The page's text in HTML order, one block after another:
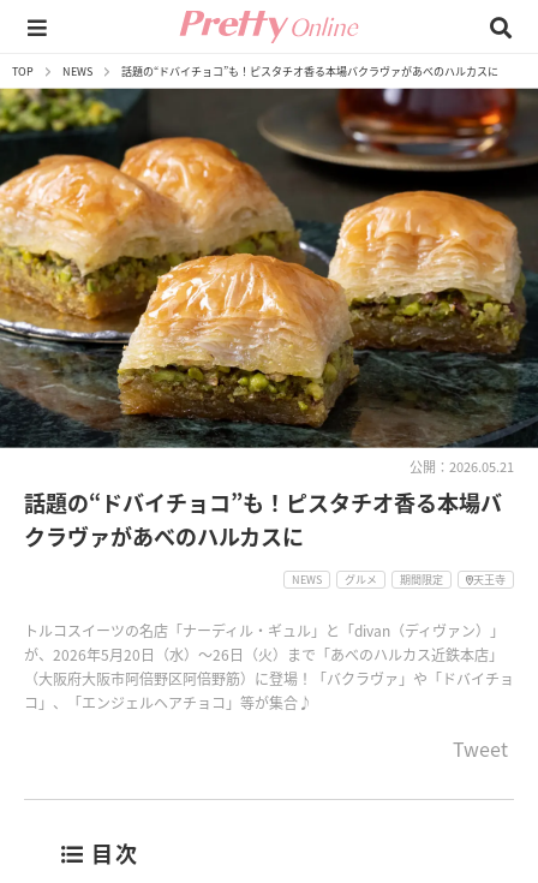
TOP NEWS 話題の“ドバイチョコ”も！ピスタチオ香る本場バクラヴァがあべのハルカスに
公開：2026.05.21
話題の“ドバイチョコ”も！ピスタチオ香る本場バ
クラヴァがあべのハルカスに
NEWS グルメ 期間限定 天王寺
トルコスイーツの名店「ナーディル・ギュル」と「divan（ディヴァン）」
が、2026年5月20日（水）～26日（火）まで「あべのハルカス近鉄本店」
（大阪府大阪市阿倍野区阿倍野筋）に登場！「バクラヴァ」や「ドバイチョ
コ」、「エンジェルヘアチョコ」等が集合♪
Tweet
目次